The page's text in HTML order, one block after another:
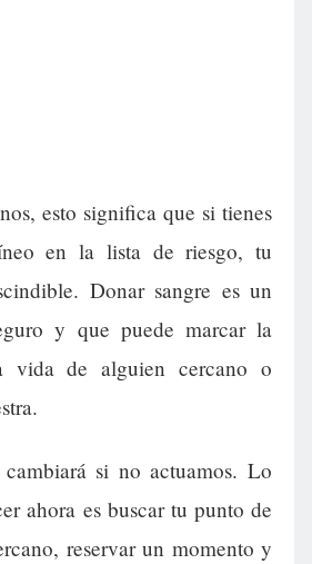
esto significa que si tienes
en la lista de riesgo, tu
Donar sangre es un
y que puede marcar la
vida de alguien cercano o
si no actuamos. Lo
ahora es buscar tu punto de
reservar un momento y